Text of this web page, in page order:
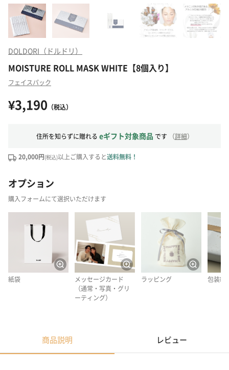
DOLDORI（ドルドリ）
MOISTURE ROLL MASK WHITE【8個入り】
フェイスパック
¥3,190 （税込）
住所を知らずに贈れる eギフト対象商品 です （詳細）
20,000円(税込)以上ご購入すると送料無料！
オプション
購入フォームにて選択いただけます
紙袋
メッセージカード
（通常・写真・グリ
ーティング）
ラッピング 包装紙
商品説明 レビュー